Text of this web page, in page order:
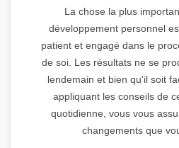
La chose la plus
développement personnel
patient et engagé dans le
de soi. Les résultats ne se
lendemain et bien qu'il soit
appliquant les conseils de
quotidienne, vous vous
changements que